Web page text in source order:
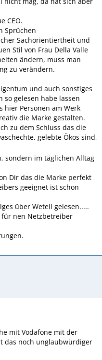
CEO.
Sprüchen
Sachorientiertheit und
Stil von Frau Della Valle
ändern, muss man
zu verändern.
und auch sonstiges
so gelesen habe lassen
hier Personen am Werk
die Marke gestalten.
zu dem Schluss das die
gelebte Ökos sind,
sondern im täglichen Alltag
Dir das die Marke perfekt
geeignet ist schon
über Wetell gelesen.....
nen Netzbetreiber
mit Vodafone mit der
das noch unglaubwürdiger